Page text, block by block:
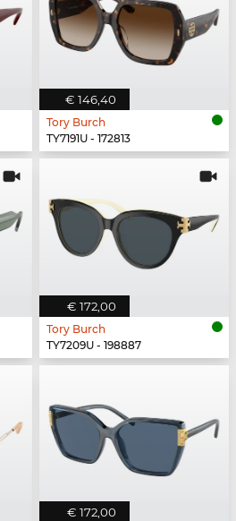
€ 146,40
Tory Burch
TY7191U - 172813
€ 172,00
Tory Burch
TY7209U - 198887
€ 172,00